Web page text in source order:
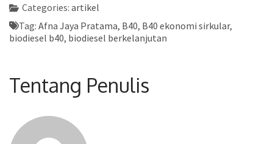
Categories: artikel
Tag: Afna Jaya Pratama, B40, B40 ekonomi sirkular,
biodiesel b40, biodiesel berkelanjutan
Tentang Penulis